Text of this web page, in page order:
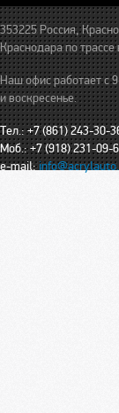
353225 Россия,
Краснодара по
Наш офис работает с
и воскресенье.
Тел.: +7 (861) 243-30-
Моб.: +7 (918) 231-09-
e-mail: